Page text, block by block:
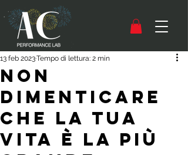
Non
dimenticare
che la tua
vita è la più
13 feb 2023Tempo di lettura: 2 min